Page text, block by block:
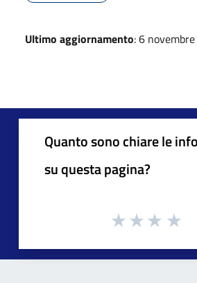
Ultimo aggiornamento: 6
Quanto sono chiare le
su questa pagina?